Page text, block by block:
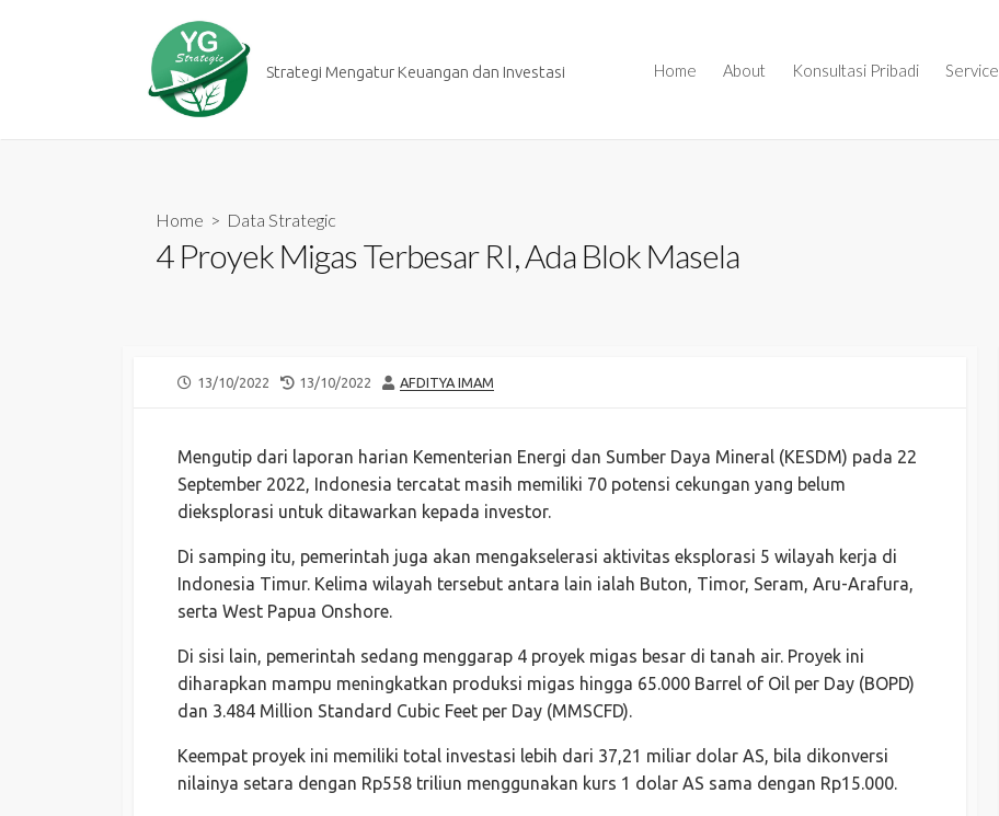
Strategi Mengatur Keuangan dan Investasi Home About Konsultasi Pribadi Service
Home > Data Strategic
4 Proyek Migas Terbesar RI, Ada Blok Masela
PUBLISHED
13/10/2022
LAST
13/10/2022 AUTHOR
AFDITYA IMAM
Mengutip dari laporan harian Kementerian Energi dan Sumber Daya Mineral (KESDM) pada 22
September 2022, Indonesia tercatat masih memiliki 70 potensi cekungan yang belum
dieksplorasi untuk ditawarkan kepada investor.
Di samping itu, pemerintah juga akan mengakselerasi aktivitas eksplorasi 5 wilayah kerja di
Indonesia Timur. Kelima wilayah tersebut antara lain ialah Buton, Timor, Seram, Aru-Arafura,
serta West Papua Onshore.
Di sisi lain, pemerintah sedang menggarap 4 proyek migas besar di tanah air. Proyek ini
diharapkan mampu meningkatkan produksi migas hingga 65.000 Barrel of Oil per Day (BOPD)
dan 3.484 Million Standard Cubic Feet per Day (MMSCFD).
Keempat proyek ini memiliki total investasi lebih dari 37,21 miliar dolar AS, bila dikonversi
nilainya setara dengan Rp558 triliun menggunakan kurs 1 dolar AS sama dengan Rp15.000.